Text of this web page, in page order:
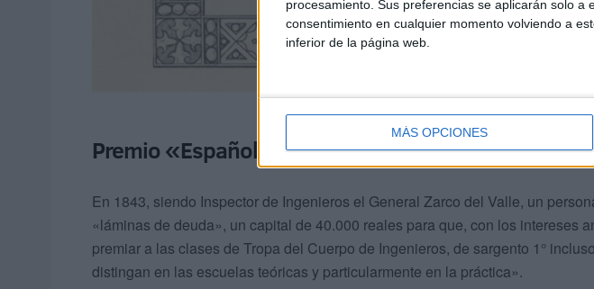
procesamiento. Sus preferencias se aplicarán solo
consentimiento en cualquier momento volviendo a
inferior de la página web.
MÁS OPCIONES
Premio «Español Incógnito»
En 1843, siendo Inspector de Ingenieros el General Zarco del Valle, un
«láminas de deuda», un capital de 40.000 reales para que, con los intereses
premiar a las clases de Tropa del Cuerpo de Ingenieros, de sargento 1°
distingan en las escuelas teóricas y particularmente en la práctica».